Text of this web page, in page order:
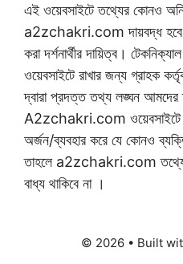
এই ওয়েবসাইটে তথ্যের কোনও
a2zchakri.com দায়বদ্ধ হবে
করা দর্শনার্থীর দায়িত্ব।
ওয়েবসাইটে রাখার জন্য গ্রাহক
দ্বারা প্রদত্ত তথ্য লঙ্ঘন আমদের
A2zchakri.com ওয়েবসাইটে
অর্জন/ব্যবহার করে যে কোনও
তাহলে a2zchakri.com তথ্যের
বাধ্য থাকিবে না ।
© 2026 • Built